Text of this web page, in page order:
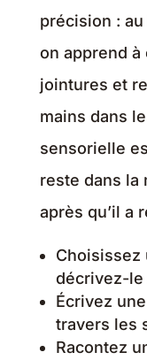
précision :
on apprend
jointures et
mains dans
sensorielle
reste dans la
après qu’il a
Choisissez
décrivez-le
Écrivez
travers les
Racontez